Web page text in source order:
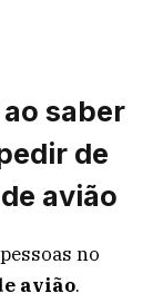
saber
de
avião
no
avião.